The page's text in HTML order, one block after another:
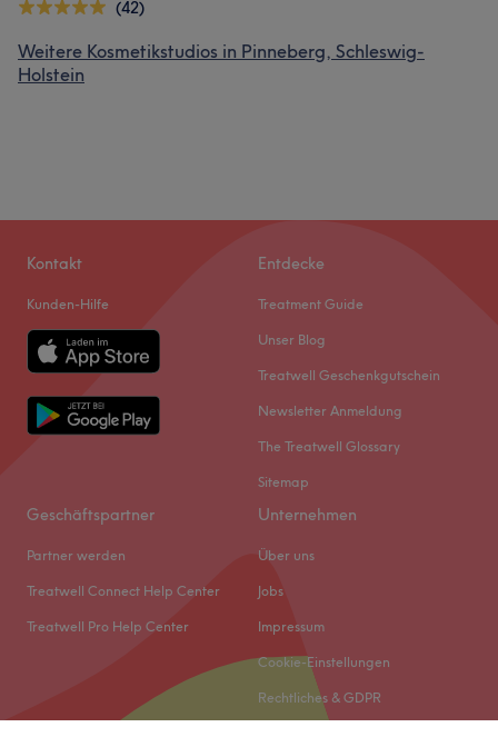
(42)
Weitere Kosmetikstudios in Pinneberg, Schleswig-
Holstein
Kontakt
Kunden-Hilfe
Entdecke
Treatment Guide
Unser Blog
Treatwell Geschenkgutschein
Newsletter Anmeldung
The Treatwell Glossary
Sitemap
Geschäftspartner
Partner werden
Treatwell Connect Help Center
Treatwell Pro Help Center
Unternehmen
Über uns
Jobs
Impressum
Cookie-Einstellungen
Rechtliches & GDPR